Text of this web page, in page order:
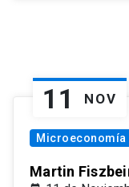
11 NOV
Microeconomía
Martin